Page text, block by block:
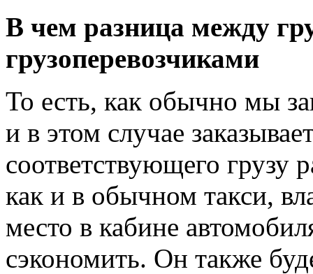
В чем разница между
грузоперевозчиками
То есть, как обычно мы
и в этом случае
соответствующего грузу
как и в обычном такси,
место в кабине
сэкономить. Он также